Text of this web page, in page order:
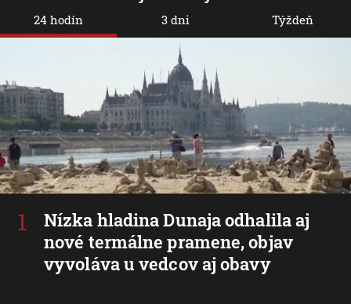
24 hodín
Nízka hladina Dunaja odhalila aj
nové termálne pramene, objav
vyvoláva u vedcov aj obavy
3 dni Týždeň